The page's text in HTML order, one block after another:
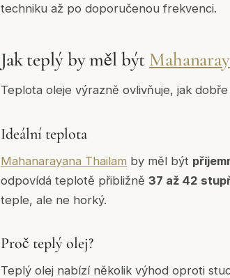
techniku až po doporučenou frekvenci.
Jak teplý by měl být
Teplota oleje výrazně ovlivňuje, jak
Ideální teplota
Mahanarayana Thailam by měl být
odpovídá teplotě přibližně 37 až 42
teple, ale ne horký.
Proč teplý olej?
Teplý olej nabízí několik výhod oproti